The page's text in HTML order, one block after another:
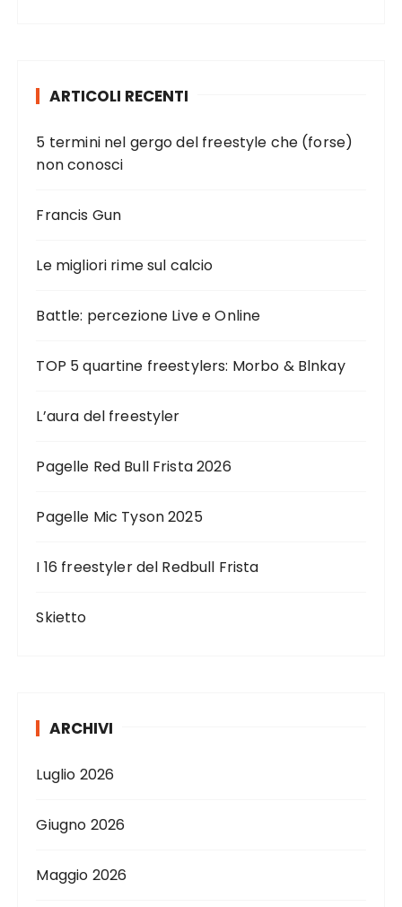
ARTICOLI RECENTI
5 termini nel gergo del freestyle che (forse)
non conosci
Francis Gun
Le migliori rime sul calcio
Battle: percezione Live e Online
TOP 5 quartine freestylers: Morbo & Blnkay
L’aura del freestyler
Pagelle Red Bull Frista 2026
Pagelle Mic Tyson 2025
I 16 freestyler del Redbull Frista
Skietto
ARCHIVI
Luglio 2026
Giugno 2026
Maggio 2026